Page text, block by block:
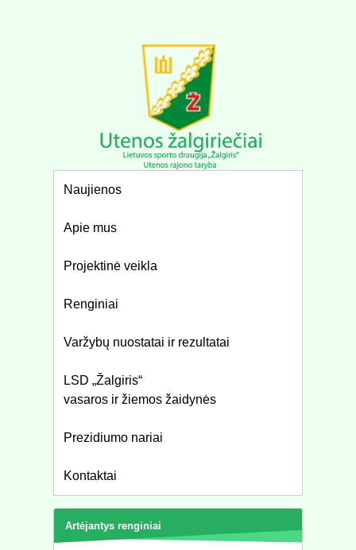
Naujienos
Apie mus
Projektinė veikla
Renginiai
Varžybų nuostatai ir rezultatai
LSD „Žalgiris“
vasaros ir žiemos žaidynės
Prezidiumo nariai
Kontaktai
Artėjantys renginiai